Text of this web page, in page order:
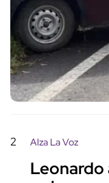
2 Alza La Voz
Leonardo